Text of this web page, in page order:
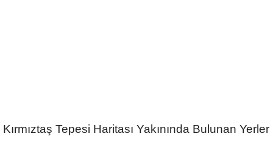
Kırmıztaş Tepesi Haritası Yakınında Bulunan Yerler